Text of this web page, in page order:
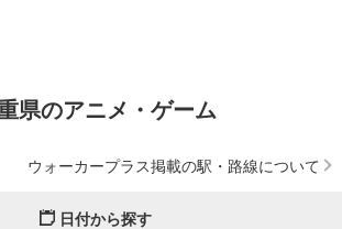
県のアニメ・ゲーム
ウォーカープラス掲載の駅・路線について
日付から探す